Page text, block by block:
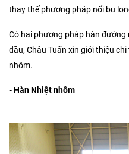
thay thế phương pháp nối bu
Có hai phương pháp hàn
đầu, Châu Tuấn xin giới thiệu
nhôm.
- Hàn Nhiệt nhôm